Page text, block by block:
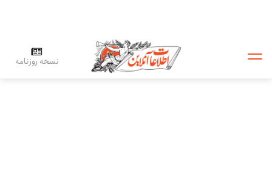
نسخه روزنامه